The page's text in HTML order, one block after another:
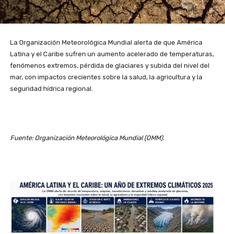
La Organización Meteorológica Mundial alerta de que América
Latina y el Caribe sufren un aumento acelerado de temperaturas,
fenómenos extremos, pérdida de glaciares y subida del nivel del
mar, con impactos crecientes sobre la salud, la agricultura y la
seguridad hídrica regional.
Fuente: Organización Meteorológica Mundial (OMM).